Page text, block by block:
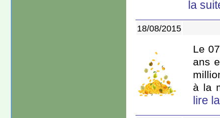
la
18/08/2015
Le
ans
à la
lire